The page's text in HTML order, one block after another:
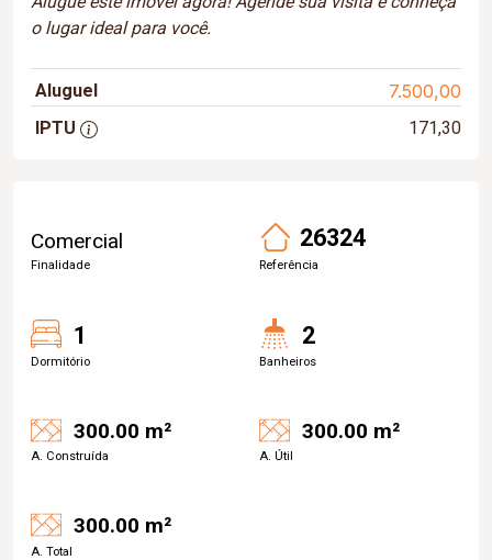
o lugar ideal para você.
Aluguel 7.500,00
IPTU 171,30
Comercial
Finalidade
26324
Referência
1
Dormitório
2
Banheiros
300.00 m²
A. Construída
300.00 m²
A. Útil
300.00 m²
A. Total